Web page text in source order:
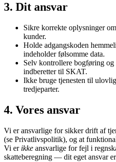
3. Dit ansvar
Sikre korrekte oplysninger
kunder.
Holde adgangskoden
indeholder følsomme data.
Selv kontrollere bogføring og
indberetter til SKAT.
Ikke bruge tjenesten til
tredjeparter.
4. Vores ansvar
Vi er ansvarlige for sikker drift af
(se Privatlivspolitik), og at
Vi er ikke ansvarlige for fejl i
skatteberegning — dit eget ansvar